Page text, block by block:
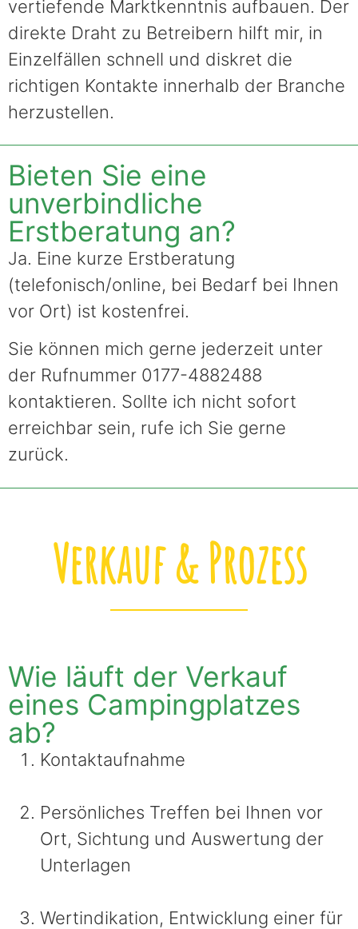
vertiefende Marktkenntnis aufbauen. Der
direkte Draht zu Betreibern hilft mir, in
Einzelfällen schnell und diskret die
richtigen Kontakte innerhalb der Branche
herzustellen.
Bieten Sie eine
unverbindliche
Erstberatung an?
Ja. Eine kurze Erstberatung
(telefonisch/online, bei Bedarf bei Ihnen
vor Ort) ist kostenfrei.
Sie können mich gerne jederzeit unter
der Rufnummer 0177-4882488
kontaktieren. Sollte ich nicht sofort
erreichbar sein, rufe ich Sie gerne
zurück.
Verkauf & Prozess
Wie läuft der Verkauf
eines Campingplatzes
ab?
Kontaktaufnahme
Persönliches Treffen bei Ihnen vor
Ort, Sichtung und Auswertung der
Unterlagen
Wertindikation, Entwicklung einer für